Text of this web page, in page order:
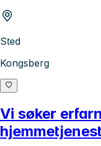
Sted
Kongsberg
Vi søker